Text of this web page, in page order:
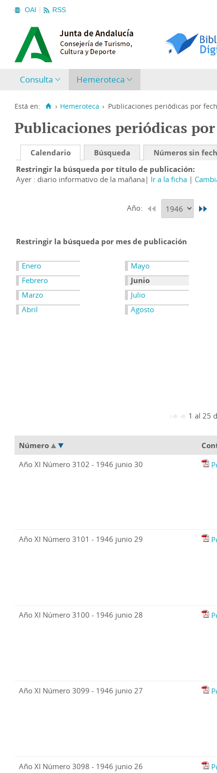
OAI RSS
Consulta Hemeroteca
Está en: › Hemeroteca › Publicaciones periódicas por
Publicaciones periódicas
Calendario Búsqueda
Números sin
Restringir la búsqueda por título de publicación
Ayer : diario informativo de la mañana
Ir a la ficha
Año:
Restringir la búsqueda por mes de publicación
Enero
Febrero
Marzo
Abril
Mayo
Junio
Julio
Agosto
1 al 25
Número
Año XI Número 3102 - 1946 junio 30
Año XI Número 3101 - 1946 junio 29
Año XI Número 3100 - 1946 junio 28
Año XI Número 3099 - 1946 junio 27
Año XI Número 3098 - 1946 junio 26